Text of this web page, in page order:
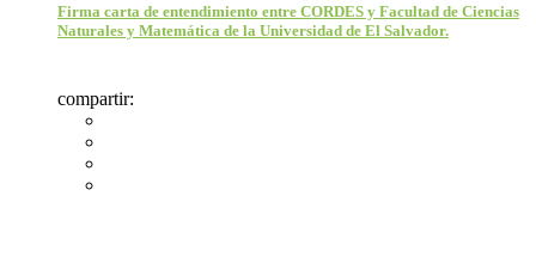
Firma carta de entendimiento entre CORDES y Facultad de Ciencias
Naturales y Matemática de la Universidad de El Salvador.
compartir: